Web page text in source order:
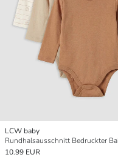
LCW baby
10.99 EUR